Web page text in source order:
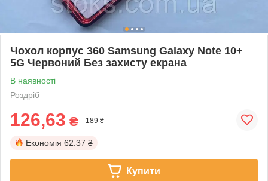
Чохол корпус 360 Samsung Galaxy Note 10+
5G Червоний Без захисту екрана
В наявності
Роздріб
126,63 ₴ 189 ₴
Економія 62.37 ₴
Купити